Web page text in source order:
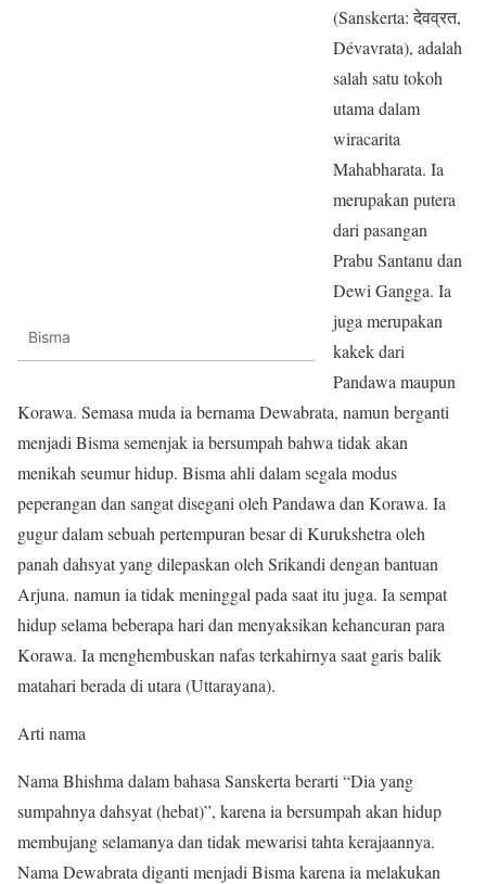
Bisma
(Sanskerta: देवव्रत,
Dévavrata), adalah
salah satu tokoh
utama dalam
wiracarita
Mahabharata. Ia
merupakan putera
dari pasangan
Prabu Santanu dan
Dewi Gangga. Ia
juga merupakan
kakek dari
Pandawa maupun
Korawa. Semasa muda ia bernama Dewabrata, namun berganti
menjadi Bisma semenjak ia bersumpah bahwa tidak akan
menikah seumur hidup. Bisma ahli dalam segala modus
peperangan dan sangat disegani oleh Pandawa dan Korawa. Ia
gugur dalam sebuah pertempuran besar di Kurukshetra oleh
panah dahsyat yang dilepaskan oleh Srikandi dengan bantuan
Arjuna. namun ia tidak meninggal pada saat itu juga. Ia sempat
hidup selama beberapa hari dan menyaksikan kehancuran para
Korawa. Ia menghembuskan nafas terkahirnya saat garis balik
matahari berada di utara (Uttarayana).
Arti nama
Nama Bhishma dalam bahasa Sanskerta berarti “Dia yang
sumpahnya dahsyat (hebat)”, karena ia bersumpah akan hidup
membujang selamanya dan tidak mewarisi tahta kerajaannya.
Nama Dewabrata diganti menjadi Bisma karena ia melakukan